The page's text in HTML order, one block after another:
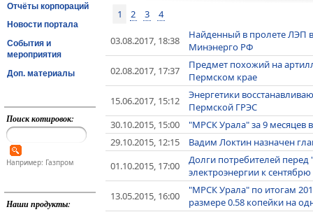
Отчёты корпораций
Новости портала
События и
мероприятия
Доп. материалы
Поиск котировок:
Например: Газпром
Наши продукты:
1 2 3 4
03.08.2017, 18:38
Найденный в пролете ЛЭП
Минэнерго РФ
02.08.2017, 17:37
Предмет похожий на
Пермском крае
15.06.2017, 15:12
Энергетики
Пермской ГРЭС
30.10.2015, 15:00
"МРСК Урала" за 9 месяцев
29.10.2015, 12:15
Вадим Локтин назначен
01.10.2015, 17:00
Долги потребителей
электроэнергии к
13.05.2015, 16:00
"МРСК Урала" по итогам
размере 0.58 копейки на